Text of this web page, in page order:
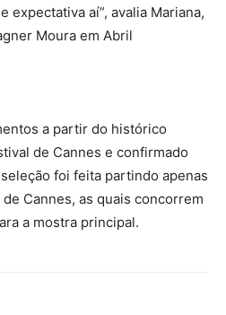
expectativa aí”, avalia Mariana,
Moura em Abril
a partir do histórico
de Cannes e confirmado
foi feita partindo apenas
Cannes, as quais concorrem
a mostra principal.